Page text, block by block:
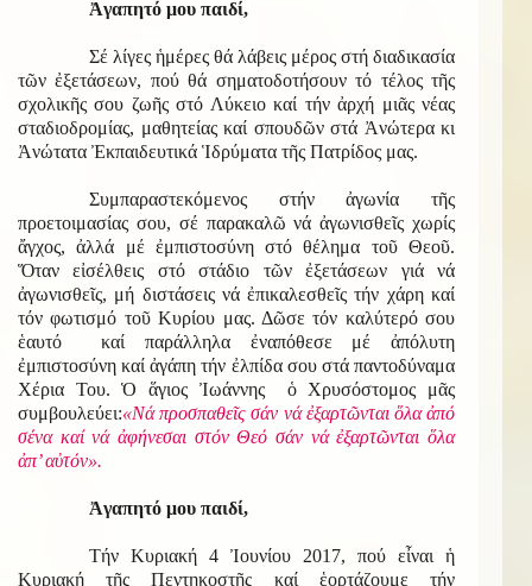
Ἀγαπητό μου παιδί,
Σέ λίγες ἡμέρες θά λάβεις μέρος στή διαδικασία
τῶν ἐξετάσεων, πού θά σηματοδοτήσουν τό τέλος τῆς
σχολικῆς σου ζωῆς στό Λύκειο καί τήν ἀρχή μιᾶς νέας
σταδιοδρομίας, μαθητείας καί σπουδῶν στά Ἀνώτερα κι
Ἀνώτατα Ἐκπαιδευτικά Ἱδρύματα τῆς Πατρίδος μας.
Συμπαραστεκόμενος στήν ἀγωνία τῆς
προετοιμασίας σου, σέ παρακαλῶ νά ἀγωνισθεῖς χωρίς
ἄγχος, ἀλλά μέ ἐμπιστοσύνη στό θέλημα τοῦ Θεοῦ.
Ὅταν εἰσέλθεις στό στάδιο τῶν ἐξετάσεων γιά νά
ἀγωνισθεῖς, μή διστάσεις νά ἐπικαλεσθεῖς τήν χάρη καί
τόν φωτισμό τοῦ Κυρίου μας. Δῶσε τόν καλύτερό σου
ἑαυτό καί παράλληλα ἐναπόθεσε μέ ἀπόλυτη
ἐμπιστοσύνη καί ἀγάπη τήν ἐλπίδα σου στά παντοδύναμα
Χέρια Του.Ὁ ἅγιος Ἰωάννης ὁ Χρυσόστομος μᾶς
συμβουλεύει:«Νά προσπαθεῖς σάν νά ἐξαρτῶνται ὅλα ἀπό
σένα καί νά ἀφήνεσαι στόν Θεό σάν νά ἐξαρτῶνται ὅλα
ἀπ’ αὐτόν».
Ἀγαπητό μου παιδί,
Τήν Κυριακή 4 Ἰουνίου 2017, πού εἶναι ἡ
Κυριακή τῆς Πεντηκοστῆς καί ἑορτάζουμε τήν